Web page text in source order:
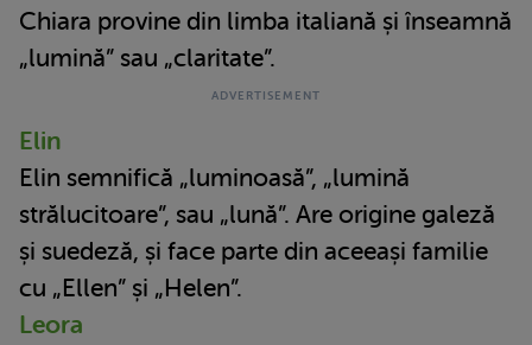
Chiara provine din limba italiană și înseamnă
„lumină” sau „claritate”.
Elin
Elin semnifică „luminoasă”, „lumină
strălucitoare”, sau „lună”. Are origine galeză
și suedeză, și face parte din aceeași familie
cu „Ellen” și „Helen”.
Leora